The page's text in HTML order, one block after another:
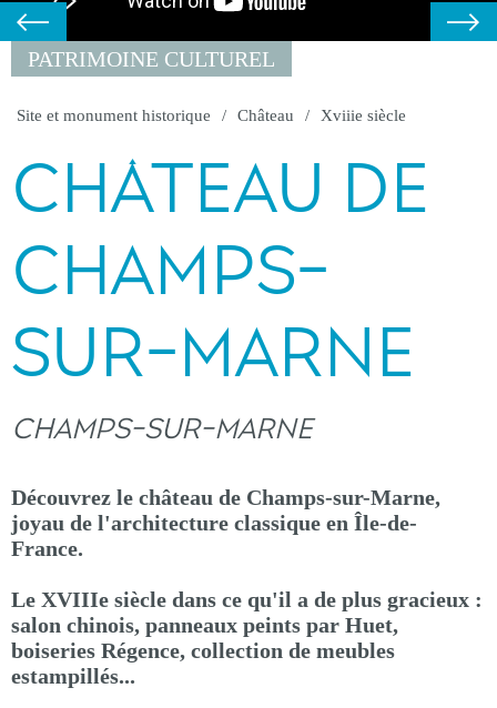
PATRIMOINE CULTUREL
Site et monument historique Château Xviiie siècle
CHÂTEAU DE
CHAMPS-
SUR-MARNE
CHAMPS-SUR-MARNE
Découvrez le château de Champs-sur-Marne,
joyau de l'architecture classique en Île-de-
France.
Le XVIIIe siècle dans ce qu'il a de plus gracieux :
salon chinois, panneaux peints par Huet,
boiseries Régence, collection de meubles
estampillés...